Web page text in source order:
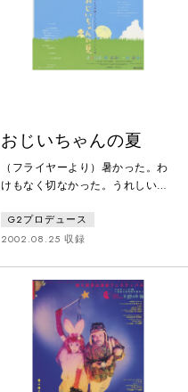
おじいちゃんの夏
（フライヤーより）暑かった。わ
けもなく切なかった。うれしいの
の下で笑った。いろんなことが駆
け抜けたあの夏の雲の下に、おじ
G2プロデュース
2002.08.25 収録